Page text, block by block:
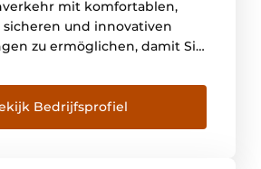
mit komfortablen,
und innovativen
zu ermöglichen, damit Sie
Bedrijfsprofiel